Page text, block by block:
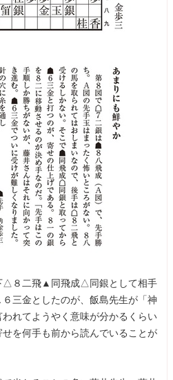
８二飛▲同飛成△同銀として相手
三金としたのが、飯島先生が「神
れてようやく意味が分かるくらい
を何手も前から読んでいることが